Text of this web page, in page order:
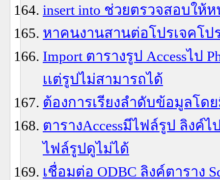
insert into ช่วยตรวจสอบให้
หาคนงานสานต่อโปรเจคโป
Import ตารางรูป Accessไป
เเต่รูปไม่สามารถได้
ต้องการเรียงลำดับข้อมูลโด
ตารางAccessมีไฟล์รูป ลิงค์ไ
ไฟล์รูปดูไม่ได้
เชื่อมต่อ ODBC ลิงค์ตาราง